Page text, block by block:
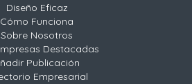
Diseño Eficaz
Cómo Funciona
Sobre Nosotros
Destacadas
Publicación
Empresarial